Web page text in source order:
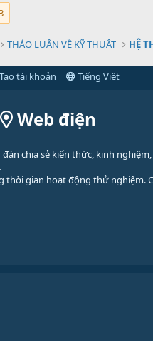
THẢO LUẬN VỀ KỸ THUẬT HỆ
Tạo tài khoản Tiếng Việt
Web điện
đàn chia sẻ kiến thức, kinh
thời gian hoạt động thử nghiệm.